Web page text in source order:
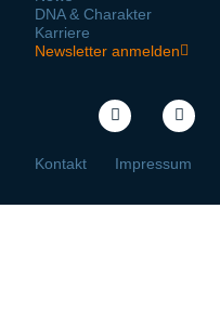
DNA & Charakter
Karriere
Newsletter anmelden
Kontakt Impressum